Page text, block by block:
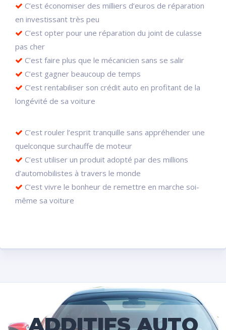
C’est économiser des milliers d’euros de réparation
en investissant très peu
C’est opter pour une réparation du joint de culasse
pas cher
C’est faire plus que le mécanicien sans se salir
C’est gagner beaucoup de temps
C’est rentabiliser son crédit auto en profitant de la
longévité de sa voiture
C’est rouler l’esprit tranquille sans appréhender une
quelconque surchauffe de moteur
C’est utiliser un produit adopté par des millions
d’automobilistes à travers le monde
C’est vivre le bonheur de remettre en marche soi-
même sa voiture
ADDITIFS AUTO